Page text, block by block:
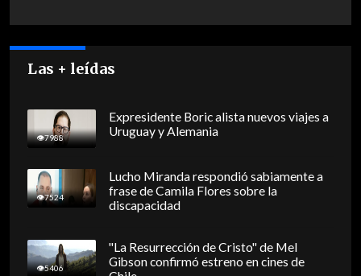
Las + leídas
7988
Expresidente Boric alista nuevos viajes a
Uruguay y Alemania
7524
Lucho Miranda respondió sabiamente a
frase de Camila Flores sobre la
discapacidad
5406
"La Resurrección de Cristo" de Mel
Gibson confirmó estreno en cines de